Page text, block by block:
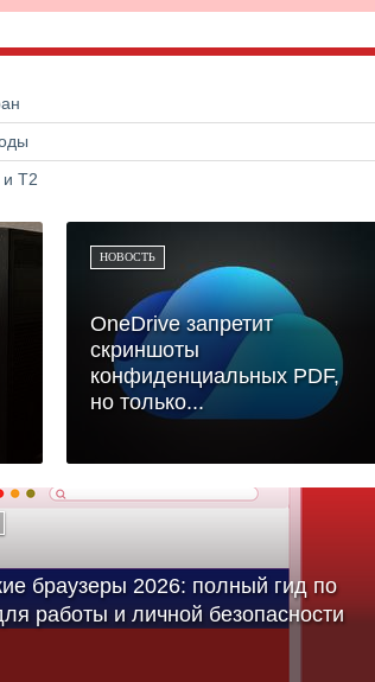
Т2
НОВОСТЬ
OneDrive запретит
скриншоты
конфиденциальных PDF,
но только...
браузеры 2026: полный гид по
работы и личной безопасности